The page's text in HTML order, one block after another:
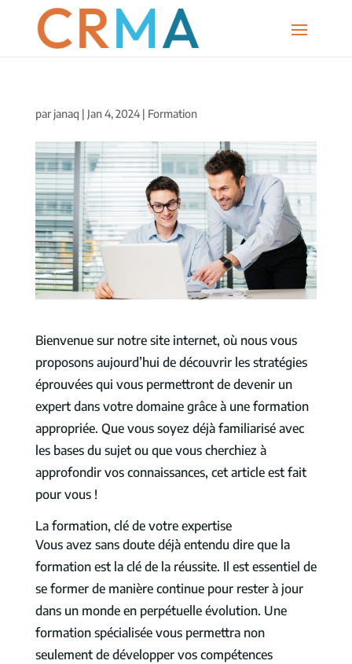
par janaq | Jan 4, 2024| Formation
Bienvenue sur notre site internet, où nous vous
proposons aujourd’hui de découvrir les stratégies
éprouvées qui vous permettront de devenir un
expert dans votre domaine grâce à une formation
appropriée. Que vous soyez déjà familiarisé avec
les bases du sujet ou que vous cherchiez à
approfondir vos connaissances, cet article est fait
pour vous !
La formation, clé de votre expertise
Vous avez sans doute déjà entendu dire que la
formation est la clé de la réussite. Il est essentiel de
se former de manière continue pour rester à jour
dans un monde en perpétuelle évolution. Une
formation spécialisée vous permettra non
seulement de développer vos compétences